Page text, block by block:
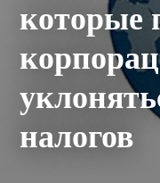
которые
налогов